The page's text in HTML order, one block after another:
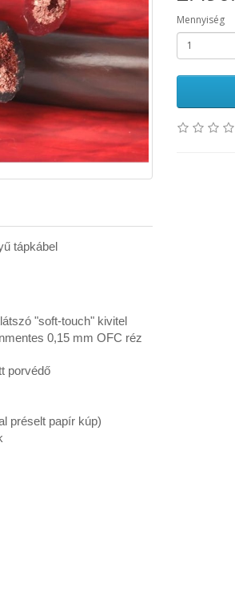
tápkábel
"soft-touch" kivitel
0,15 mm OFC réz
porvédő
préselt papír kúp)
Mennyiség